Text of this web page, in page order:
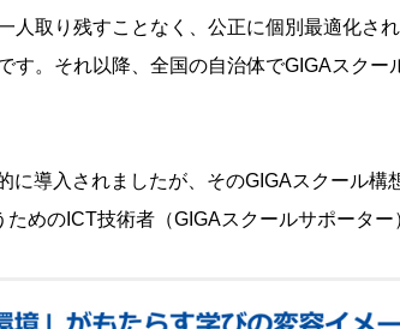
人取り残すことなく、公正に個別最適化さ
す。それ以降、全国の自治体でGIGAスクー
に導入されましたが、そのGIGAスクール構
めのICT技術者（GIGAスクールサポーター